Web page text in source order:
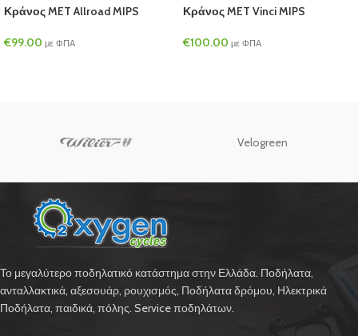
Κράνος MET Allroad MIPS
€99.00 με ΦΠΑ
Κράνος MET Vinci MIPS
€100.00 με ΦΠΑ
Velogreen
Το μεγαλύτερο ποδηλατικό κατάστημα στην Ελλάδα. Ποδήλατα,
ανταλλακτικά, αξεσουάρ, ρουχισμός, Ποδήλατα δρόμου, Ηλεκτρικά
Ποδήλατα, παιδικά, πόλης. Service ποδηλάτων.